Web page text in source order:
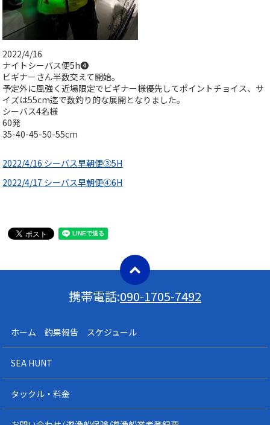
2022/4/16
ナイトシーバス便5h❹
ビギナーさん半数交えて開始。
予定外に風強く近場限定でビギナー様優先してポイントチョイス、サ
イズは55cm迄で数釣り的な展開となりました。
シーバス4名様
60発
35-40-45-50-55cm
2022/4/16 シーバス早朝便③5H
2022/4/17 シーバス早朝便④6H
携帯電話:090-1705-7492
ホーム 釣果報告 スケジュール
SEA HUNT
タックル・料金